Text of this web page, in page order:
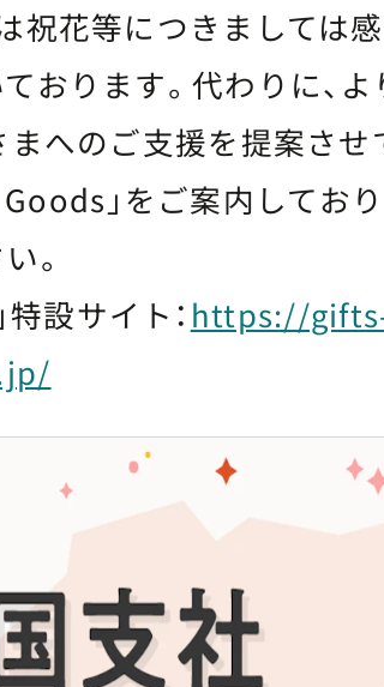
祝花等につきましては
おります。代わりに、
へのご支援を提案させ
」をご案内してお
。
設サイト： https://